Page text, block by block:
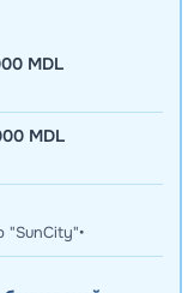
MDL
MDL
"SunCity"•